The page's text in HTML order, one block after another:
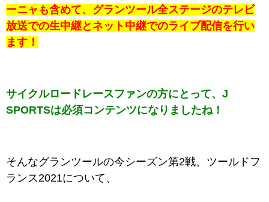
ーニャも含めて、グランツール全ステージのテレビ
放送での生中継とネット中継でのライブ配信を行い
ます！
サイクルロードレースファンの方にとって、J
SPORTSは必須コンテンツになりましたね！
そんなグランツールの今シーズン第2戦、ツールドフ
ランス2021について、